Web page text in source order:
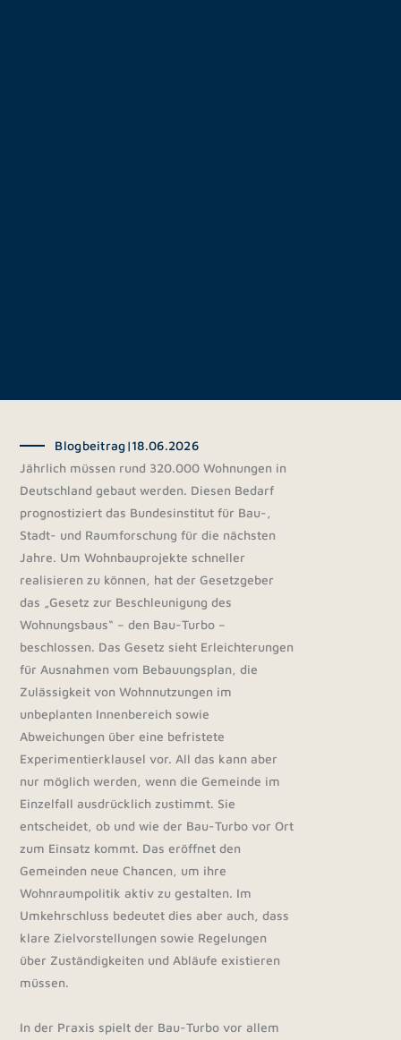
Blogbeitrag|18.06.2026
Jährlich müssen rund 320.000 Wohnungen in
Deutschland gebaut werden. Diesen Bedarf
prognostiziert das Bundesinstitut für Bau-,
Stadt- und Raumforschung für die nächsten
Jahre. Um Wohnbauprojekte schneller
realisieren zu können, hat der Gesetzgeber
das „Gesetz zur Beschleunigung des
Wohnungsbaus“ – den Bau-Turbo –
beschlossen. Das Gesetz sieht Erleichterungen
für Ausnahmen vom Bebauungsplan, die
Zulässigkeit von Wohnnutzungen im
unbeplanten Innenbereich sowie
Abweichungen über eine befristete
Experimentierklausel vor. All das kann aber
nur möglich werden, wenn die Gemeinde im
Einzelfall ausdrücklich zustimmt. Sie
entscheidet, ob und wie der Bau-Turbo vor Ort
zum Einsatz kommt. Das eröffnet den
Gemeinden neue Chancen, um ihre
Wohnraumpolitik aktiv zu gestalten. Im
Umkehrschluss bedeutet dies aber auch, dass
klare Zielvorstellungen sowie Regelungen
über Zuständigkeiten und Abläufe existieren
müssen.
In der Praxis spielt der Bau-Turbo vor allem